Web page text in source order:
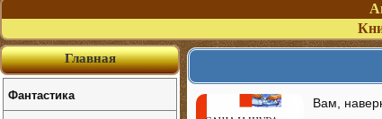
Вам,
Главная
Фантастика